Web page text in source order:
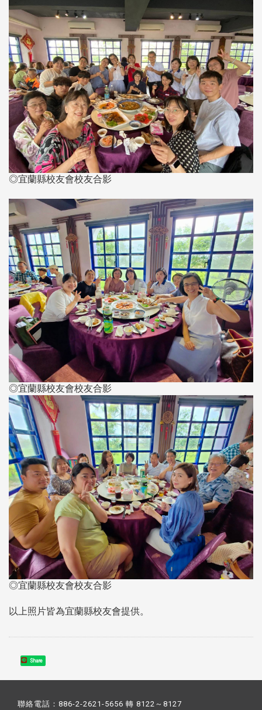
◎宜蘭縣校友會校友合影
◎宜蘭縣校友會校友合影
◎宜蘭縣校友會校友合影
以上照片皆為宜蘭縣校友會提供。
Share
聯絡電話：886-2-2621-5656 轉 8122～8127